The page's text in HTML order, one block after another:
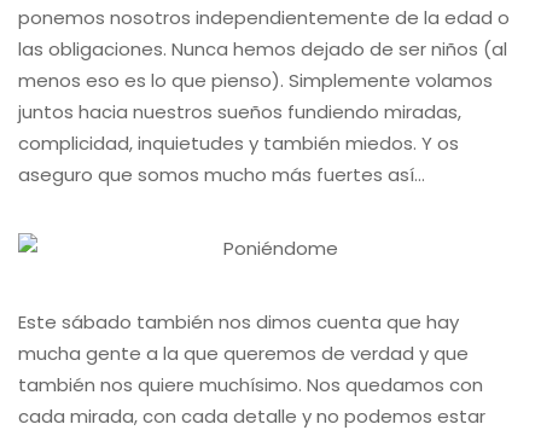
ponemos nosotros independientemente de la edad o
las obligaciones. Nunca hemos dejado de ser niños (al
menos eso es lo que pienso). Simplemente volamos
juntos hacia nuestros sueños fundiendo miradas,
complicidad, inquietudes y también miedos. Y os
aseguro que somos mucho más fuertes así…
Este sábado también nos dimos cuenta que hay
mucha gente a la que queremos de verdad y que
también nos quiere muchísimo. Nos quedamos con
cada mirada, con cada detalle y no podemos estar